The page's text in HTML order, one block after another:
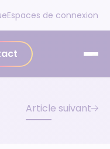
Espaces de connexion
Article suivant